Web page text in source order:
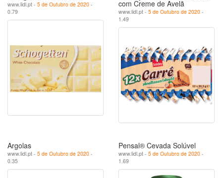
www.lidl.pt - 5 de Outubro de 2020 -
0.79
com Creme de Avelã
www.lidl.pt - 5 de Outubro de 2020 -
1.49
Argolas
www.lidl.pt - 5 de Outubro de 2020 -
0.35
Pensal® Cevada Solúvel
www.lidl.pt - 5 de Outubro de 2020 -
1.69